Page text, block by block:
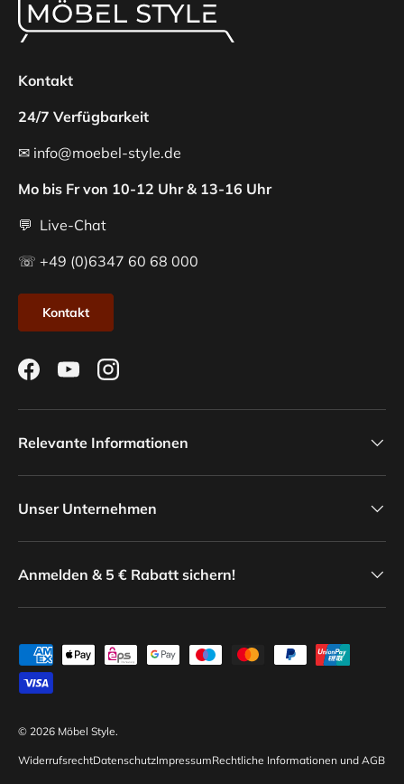
Kontakt
24/7 Verfügbarkeit
✉ info@moebel-style.de
Mo bis Fr von 10-12 Uhr & 13-16 Uhr
💬 Live-Chat
☏ +49 (0)6347 60 68 000
Kontakt
FacebookYouTubeInstagram
Relevante Informationen
Unser Unternehmen
Anmelden & 5 € Rabatt sichern!
Zahlungsmethoden
© 2026 Möbel Style.
WiderrufsrechtDatenschutzImpressumRechtliche Informationen und AGB